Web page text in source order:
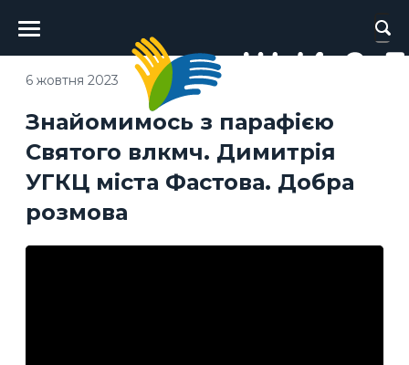
Головне
меню
Знайомимось з парафією
Святого влкмч. Димитрія
УГКЦ міста Фастова. Добра
розмова
6 жовтня 2023